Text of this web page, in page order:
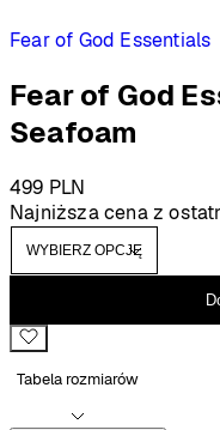
Fear of God Essentials
Fear of God
Seafoam
499 PLN
Najniższa cena z
Tabela rozmiarów